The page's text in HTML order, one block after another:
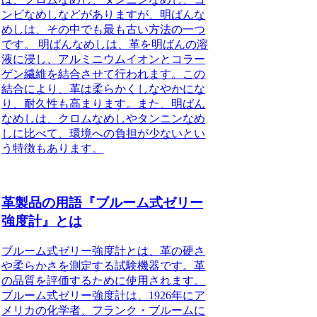
ンビなめしなどがありますが、明ばんな
めしは、その中でも最も古い方法の一つ
です。 明ばんなめしは、革を明ばんの溶
液に浸し、アルミニウムイオンとコラー
ゲン繊維を結合させて行われます。この
結合により、革は柔らかくしなやかにな
り、耐久性も高まります。また、明ばん
なめしは、クロムなめしやタンニンなめ
しに比べて、環境への負担が少ないとい
う特徴もあります。
革製品の用語『ブルーム式ゼリー
強度計』とは
ブルーム式ゼリー強度計とは、革の硬さ
や柔らかさを測定する試験機器です。革
の品質を評価するために使用されます。
ブルーム式ゼリー強度計は、1926年にア
メリカの化学者、フランク・ブルームに